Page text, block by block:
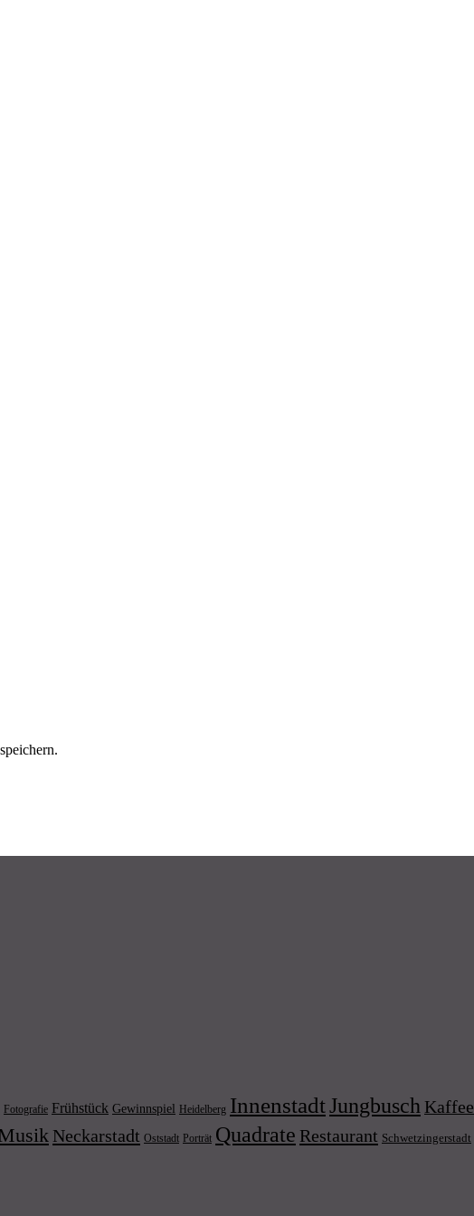
Fotografie Frühstück Gewinnspiel Heidelberg InnenstadtJungbusch Kaffee
Neckarstadt Oststadt Porträt Quadrate Restaurant Schwetzingerstadt